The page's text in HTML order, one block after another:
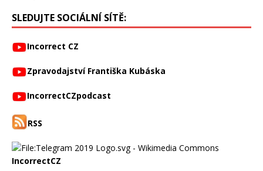
SLEDUJTE SOCIÁLNÍ SÍTĚ:
Incorrect CZ
Zpravodajství Františka Kubáska
IncorrectCZpodcast
RSS
IncorrectCZ